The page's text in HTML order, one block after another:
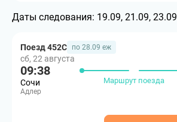
Даты следования: 19.09, 21.09, 23.09
Поезд 452С по 28.09 еж
сб, 22 августа
09:38
Сочи
Адлер
Маршрут поезда